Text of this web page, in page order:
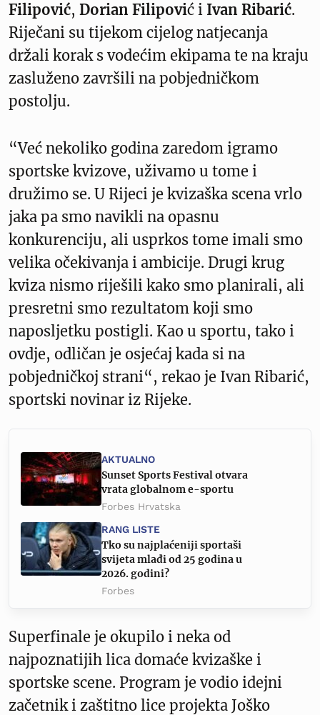
Filipović, Dorian Filipović i Ivan Ribarić.
Riječani su tijekom cijelog natjecanja
držali korak s vodećim ekipama te na kraju
zasluženo završili na pobjedničkom
postolju.
“Već nekoliko godina zaredom igramo
sportske kvizove, uživamo u tome i
družimo se. U Rijeci je kvizaška scena vrlo
jaka pa smo navikli na opasnu
konkurenciju, ali usprkos tome imali smo
velika očekivanja i ambicije. Drugi krug
kviza nismo riješili kako smo planirali, ali
presretni smo rezultatom koji smo
naposljetku postigli. Kao u sportu, tako i
ovdje, odličan je osjećaj kada si na
pobjedničkoj strani“, rekao je Ivan Ribarić,
sportski novinar iz Rijeke.
AKTUALNO
Sunset Sports Festival otvara
vrata globalnom e-sportu
Forbes Hrvatska
RANG LISTE
Tko su najplaćeniji sportaši
svijeta mlađi od 25 godina u
2026. godini?
Forbes
Superfinale je okupilo i neka od
najpoznatijih lica domaće kvizaške i
sportske scene. Program je vodio idejni
začetnik i zaštitno lice projekta Joško